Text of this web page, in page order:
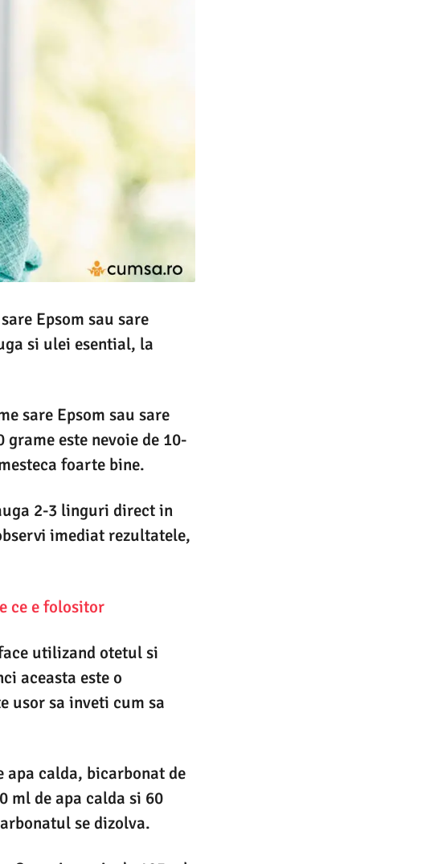
Epsom sau sare
si ulei esential, la
sare Epsom sau sare
este nevoie de 10-
foarte bine.
2-3 linguri direct in
imediat rezultatele,
ce e folositor
utilizand otetul si
aceasta este o
usor sa inveti cum sa
apa calda, bicarbonat de
ml de apa calda si 60
se dizolva.